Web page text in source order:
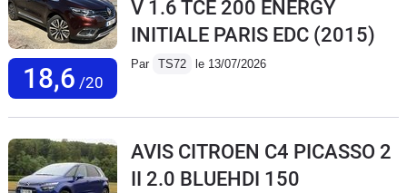
18,6 /20
V 1.6 TCE 200 ENERGY
INITIALE PARIS EDC (2015)
Par TS72 le 13/07/2026
AVIS CITROEN C4 PICASSO 2
II 2.0 BLUEHDI 150